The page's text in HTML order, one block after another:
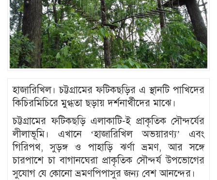
হাজারিখিল। চট্টগ্রামের ফটিকছড়ির এ স্থানটি পাখিদের
কিচিরমিচিরে মুগ্ধতা ছড়ায় দর্শনার্থীদের মাঝে।
চট্টগ্রামের ফটিকছড়ি এলাকাটি-ই প্রাকৃতিক সৌন্দর্যের
লীলাভূমি। এখানে ‘হাজারিখিল অভয়ারণ্য’ এবং
গিরিপথ, সুড়ঙ্গ ও পাহাড়ি ঝর্ণা ভ্রমণ, আর সঙ্গে
চারপাশে চা বাগানঘেরা প্রাকৃতিক সৌন্দর্য উপভোগের
সুযোগ যে কোনো ভ্রমণপিপাসুর জন্য বেশ আনন্দের।